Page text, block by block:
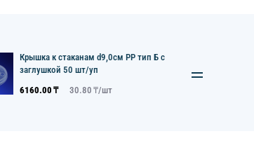
Крышка к стаканам d9,0см PP тип Б с
заглушкой 50 шт/уп
6160.00 ₸ 30.80 ₸/шт